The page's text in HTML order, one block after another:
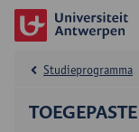
Studieprogramma